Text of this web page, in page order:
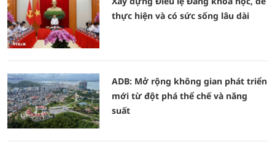
thực hiện và có sức sống lâu dài
ADB: Mở rộng không gian phát triển
mới từ đột phá thể chế và năng
suất